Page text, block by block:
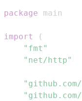
package
import
(
"fmt"
"net/http"